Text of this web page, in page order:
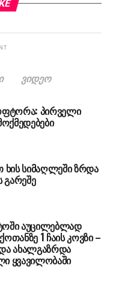
ᲕᲘᲓᲔᲝ
პირველი
სიმაღლეში ზრდა
გარეშე
აუცილებლად
1 ჩაის კოვზი –
ახალგაზრდა
ყვავილობაში